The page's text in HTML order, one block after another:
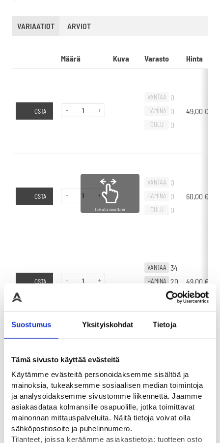
Suostumus Yksityiskohdat Tietoja
Tämä sivusto käyttää evästeitä
Käytämme evästeitä personoidaksemme sisältöä ja
mainoksia, tukeaksemme sosiaalisen median toimintoja
ja analysoidaksemme sivustomme liikennettä. Jaamme
asiakasdataa kolmansille osapuolille, jotka toimittavat
mainonnan mittauspalveluita. Näitä tietoja voivat olla
sähköpostiosoite ja puhelinnumero.
Tilanteet, joissa keräämme asiakastietoja: tuotteen osto
VARIAATIOT ARVIOT
Määrä Kuva Varasto Hinta
OSTA - +
VANTAA 0
HAMINA 0
OULU 0
49,00 €
OSTA - +
VANTAA 0
HAMINA 0
OULU 0
60,00 €
OSTA - +
VANTAA 34
HAMINA 20
22
49,00 €
Liikuta sivuttain
Tutustu myös